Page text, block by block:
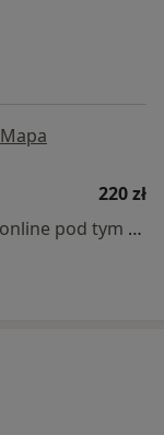
Mapa
220 zł
Specjalista nie oferuje umawiania online pod tym adresem.